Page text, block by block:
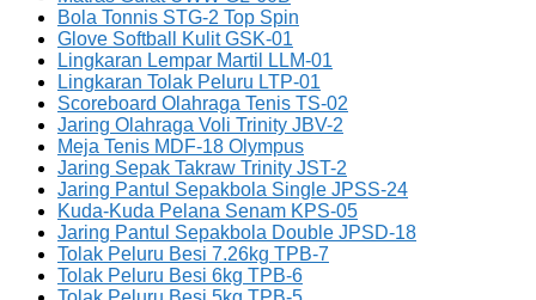
Bola Tonnis STG-2 Top Spin
Glove Softball Kulit GSK-01
Lingkaran Lempar Martil LLM-01
Lingkaran Tolak Peluru LTP-01
Scoreboard Olahraga Tenis TS-02
Jaring Olahraga Voli Trinity JBV-2
Meja Tenis MDF-18 Olympus
Jaring Sepak Takraw Trinity JST-2
Jaring Pantul Sepakbola Single JPSS-24
Kuda-Kuda Pelana Senam KPS-05
Jaring Pantul Sepakbola Double JPSD-18
Tolak Peluru Besi 7.26kg TPB-7
Tolak Peluru Besi 6kg TPB-6